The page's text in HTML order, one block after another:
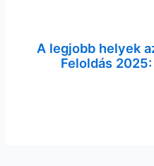
A legjobb helyek
Feloldás